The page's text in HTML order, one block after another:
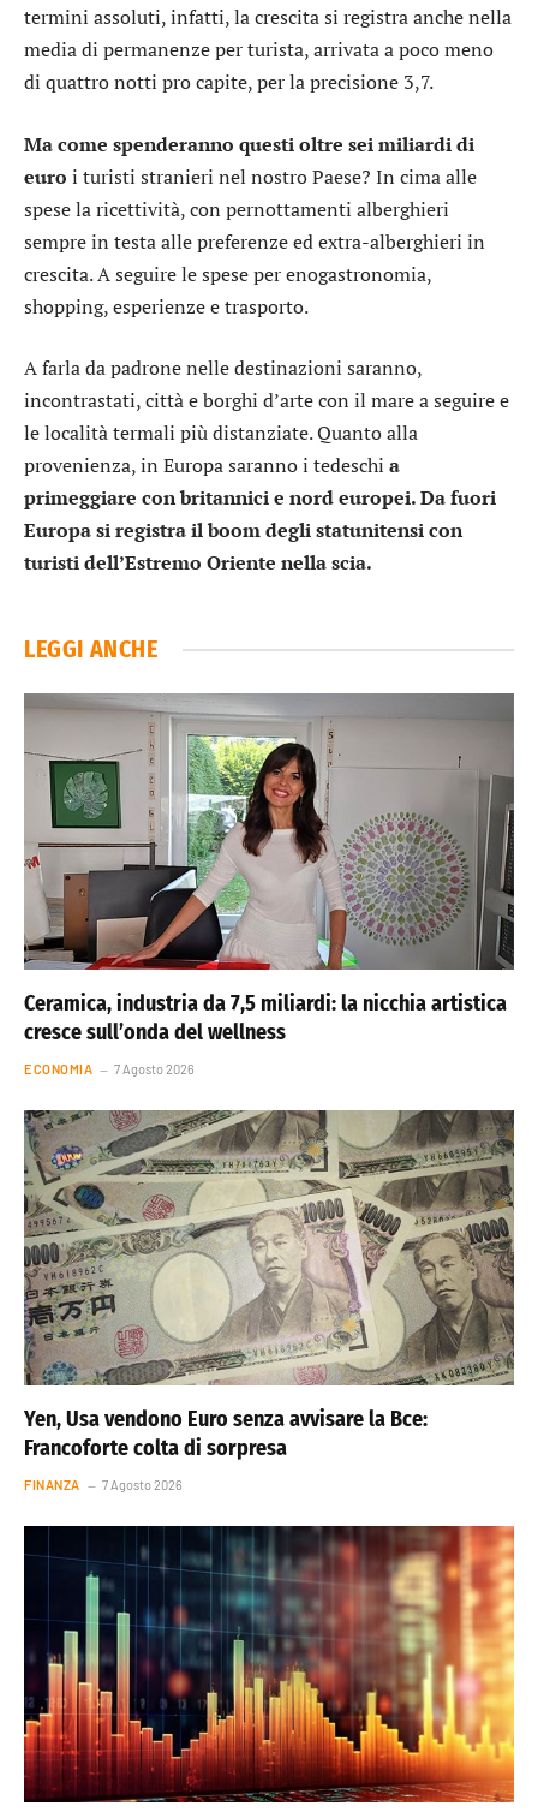
termini assoluti, infatti, la crescita si registra anche nella
media di permanenze per turista, arrivata a poco meno
di quattro notti pro capite, per la precisione 3,7.
Ma come spenderanno questi oltre sei miliardi di
euro i turisti stranieri nel nostro Paese? In cima alle
spese la ricettività, con pernottamenti alberghieri
sempre in testa alle preferenze ed extra-alberghieri in
crescita. A seguire le spese per enogastronomia,
shopping, esperienze e trasporto.
A farla da padrone nelle destinazioni saranno,
incontrastati, città e borghi d’arte con il mare a seguire e
le località termali più distanziate. Quanto alla
provenienza, in Europa saranno i tedeschi a
primeggiare con britannici e nord europei. Da fuori
Europa si registra il boom degli statunitensi con
turisti dell’Estremo Oriente nella scia.
LEGGI ANCHE
Ceramica, industria da 7,5 miliardi: la nicchia artistica
cresce sull’onda del wellness
ECONOMIA 7 Agosto 2026
Yen, Usa vendono Euro senza avvisare la Bce:
Francoforte colta di sorpresa
FINANZA 7 Agosto 2026